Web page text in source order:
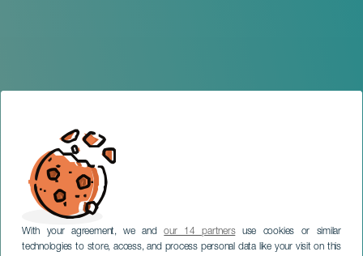
With your agreement, we andour 14 partnersuse cookies or similar
technologies to store, access, and process personal data like your visit on this